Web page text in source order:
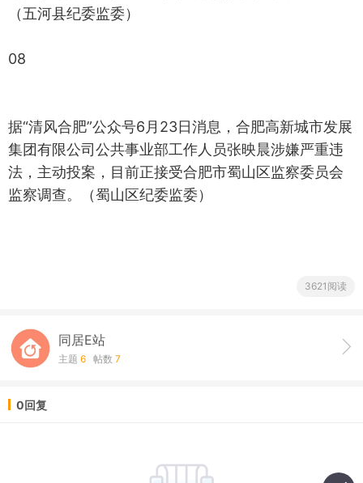
（五河县纪委监委）
08
据“清风合肥”公众号6月23日消息，合肥高新城市发展
集团有限公司公共事业部工作人员张映晨涉嫌严重违
法，主动投案，目前正接受合肥市蜀山区监察委员会
监察调查。（蜀山区纪委监委）
3621阅读
同居E站
主题 6 帖数 7
0回复